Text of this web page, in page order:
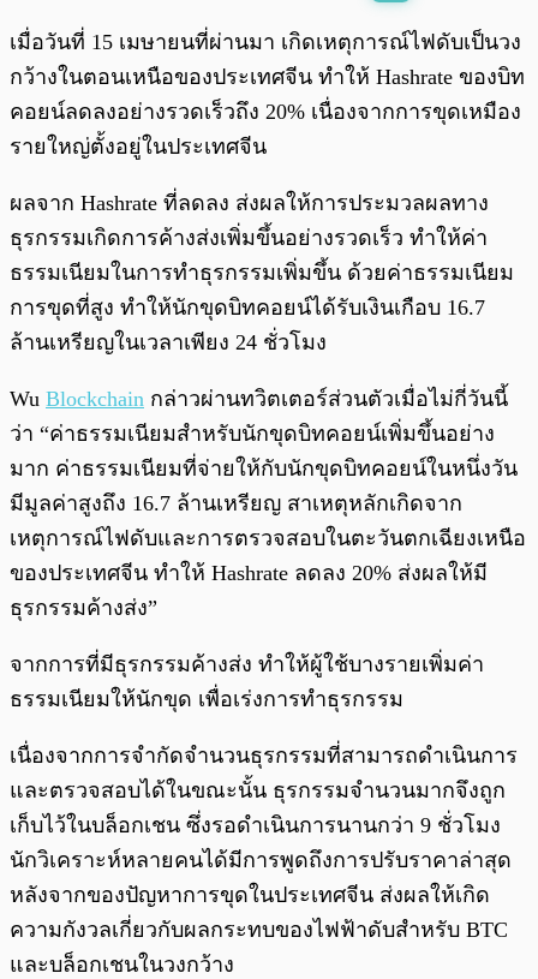
พร้อมเล่น 0:00 / 0:00
เมื่อวันที่ 15 เมษายนที่ผ่านมา เกิดเหตุการณ์ไฟดับเป็นวง
กว้างในตอนเหนือของประเทศจีน ทำให้ Hashrate ของบิท
คอยน์ลดลงอย่างรวดเร็วถึง 20% เนื่องจากการขุดเหมือง
รายใหญ่ตั้งอยู่ในประเทศจีน
ผลจาก Hashrate ที่ลดลง ส่งผลให้การประมวลผลทาง
ธุรกรรมเกิดการค้างส่งเพิ่มขึ้นอย่างรวดเร็ว ทำให้ค่า
ธรรมเนียมในการทำธุรกรรมเพิ่มขึ้น ด้วยค่าธรรมเนียม
การขุดที่สูง ทำให้นักขุดบิทคอยน์ได้รับเงินเกือบ 16.7
ล้านเหรียญในเวลาเพียง 24 ชั่วโมง
Wu Blockchain กล่าวผ่านทวิตเตอร์ส่วนตัวเมื่อไม่กี่วันนี้
ว่า “ค่าธรรมเนียมสำหรับนักขุดบิทคอยน์เพิ่มขึ้นอย่าง
มาก ค่าธรรมเนียมที่จ่ายให้กับนักขุดบิทคอยน์ในหนึ่งวัน
มีมูลค่าสูงถึง 16.7 ล้านเหรียญ สาเหตุหลักเกิดจาก
เหตุการณ์ไฟดับและการตรวจสอบในตะวันตกเฉียงเหนือ
ของประเทศจีน ทำให้ Hashrate ลดลง 20% ส่งผลให้มี
ธุรกรรมค้างส่ง”
จากการที่มีธุรกรรมค้างส่ง ทำให้ผู้ใช้บางรายเพิ่มค่า
ธรรมเนียมให้นักขุด เพื่อเร่งการทำธุรกรรม
เนื่องจากการจำกัดจำนวนธุรกรรมที่สามารถดำเนินการ
และตรวจสอบได้ในขณะนั้น ธุรกรรมจำนวนมากจึงถูก
เก็บไว้ในบล็อกเชน ซึ่งรอดำเนินการนานกว่า 9 ชั่วโมง
นักวิเคราะห์หลายคนได้มีการพูดถึงการปรับราคาล่าสุด
หลังจากของปัญหาการขุดในประเทศจีน ส่งผลให้เกิด
ความกังวลเกี่ยวกับผลกระทบของไฟฟ้าดับสำหรับ BTC
และบล็อกเชนในวงกว้าง